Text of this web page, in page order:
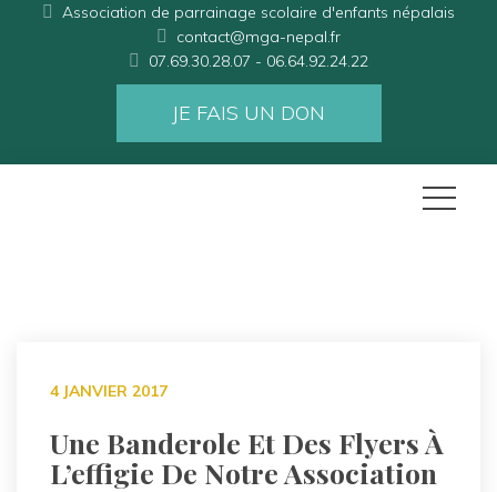
Association de parrainage scolaire d'enfants népalais
contact@mga-nepal.fr
07.69.30.28.07 - 06.64.92.24.22
JE FAIS UN DON
4 JANVIER 2017
Une Banderole Et Des Flyers À
L’effigie De Notre Association